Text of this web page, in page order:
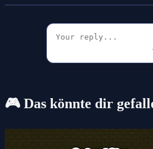
🎮 Das könnte dir